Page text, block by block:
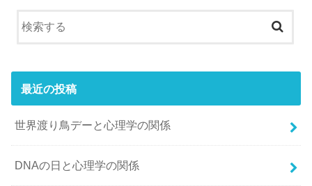
最近の投稿
世界渡り鳥デーと心理学の関係
DNAの日と心理学の関係